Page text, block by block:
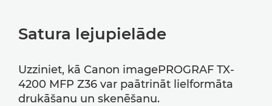
Satura lejupielāde
Uzziniet, kā Canon imagePROGRAF TX-
4200 MFP Z36 var paātrināt lielformāta
drukāšanu un skenēšanu.